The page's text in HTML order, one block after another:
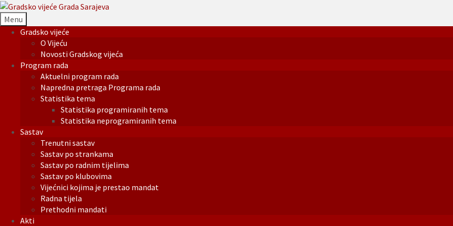
Menu
Gradsko vijeće
O Vijeću
Novosti Gradskog vijeća
Program rada
Aktuelni program rada
Napredna pretraga Programa rada
Statistika tema
Statistika programiranih tema
Statistika neprogramiranih tema
Sastav
Trenutni sastav
Sastav po strankama
Sastav po radnim tijelima
Sastav po klubovima
Vijećnici kojima je prestao mandat
Radna tijela
Prethodni mandati
Akti